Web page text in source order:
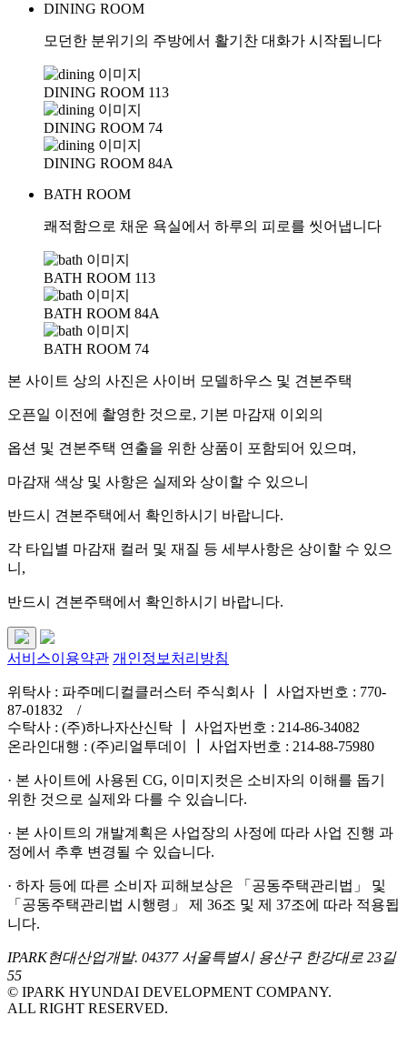
DINING ROOM
모던한 분위기의 주방에서 활기찬 대화가 시작됩니다
DINING ROOM 113
DINING ROOM 74
DINING ROOM 84A
BATH ROOM
쾌적함으로 채운 욕실에서 하루의 피로를 씻어냅니다
BATH ROOM 113
BATH ROOM 84A
BATH ROOM 74
본 사이트 상의 사진은 사이버 모델하우스 및 견본주택
오픈일 이전에 촬영한 것으로, 기본 마감재 이외의
옵션 및 견본주택 연출을 위한 상품이 포함되어 있으며,
마감재 색상 및 사항은 실제와 상이할 수 있으니
반드시 견본주택에서 확인하시기 바랍니다.
각 타입별 마감재 컬러 및 재질 등 세부사항은 상이할 수 있으
니,
반드시 견본주택에서 확인하시기 바랍니다.
서비스이용약관 개인정보처리방침
위탁사 : 파주메디컬클러스터 주식회사 ┃ 사업자번호 : 770-
87-01832
/
수탁사 : (주)하나자산신탁 ┃ 사업자번호 : 214-86-34082
온라인대행 : (주)리얼투데이 ┃ 사업자번호 : 214-88-75980
· 본 사이트에 사용된 CG, 이미지컷은 소비자의 이해를 돕기
위한 것으로 실제와 다를 수 있습니다.
· 본 사이트의 개발계획은 사업장의 사정에 따라 사업 진행 과
정에서 추후 변경될 수 있습니다.
· 하자 등에 따른 소비자 피해보상은 「공동주택관리법」 및
「공동주택관리법 시행령」 제 36조 및 제 37조에 따라 적용됩
니다.
IPARK현대산업개발. 04377 서울특별시 용산구 한강대로 23길
55
© IPARK HYUNDAI DEVELOPMENT COMPANY.
ALL RIGHT RESERVED.